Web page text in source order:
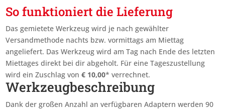
So funktioniert die Lieferung
Das gemietete Werkzeug wird je nach gewählter
Versandmethode nachts bzw. vormittags am Miettag
angeliefert. Das Werkzeug wird am Tag nach Ende des letzten
Miettagesdirekt bei dir abgeholt. Für eine Tageszustellung
wird ein Zuschlag von€ 10,00* verrechnet.
Werkzeugbeschreibung
Dank der großen Anzahl an verfügbaren Adaptern werden 90